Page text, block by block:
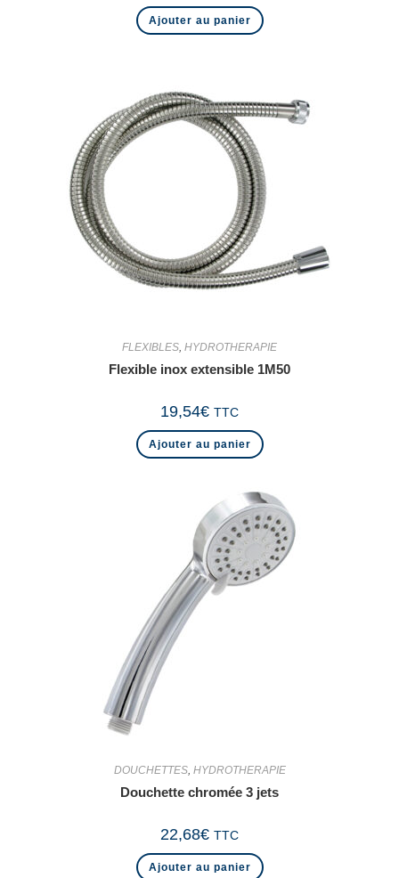
Ajouter au panier
FLEXIBLES HYDROTHERAPIE
Flexible inox extensible 1M50
19,54€ TTC
Ajouter au panier
DOUCHETTES, HYDROTHERAPIE
Douchette chromée 3 jets
22,68€ TTC
Ajouter au panier